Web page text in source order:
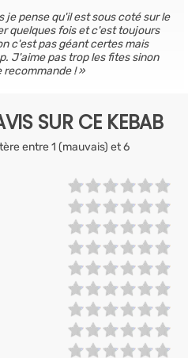
je pense qu'il est sous coté sur le
quelques fois et c'est toujours
c'est pas géant certes mais
J'aime pas trop les fites sinon
recommande !
SUR CE KEBAB
entre 1 (mauvais) et 6